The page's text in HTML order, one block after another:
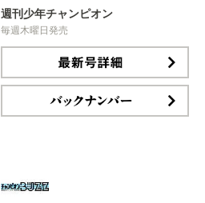
週刊少年チャンピオン
毎週木曜日発売
最新号詳細